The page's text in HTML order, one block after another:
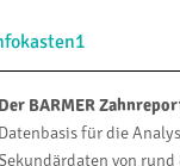
Der BARMER
Datenbasis für die
von